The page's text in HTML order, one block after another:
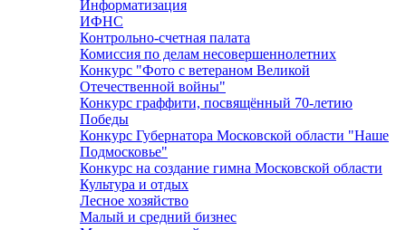
Информатизация
ИФНС
Контрольно-счетная палата
Комиссия по делам несовершеннолетних
Конкурс "Фото с ветераном Великой
Отечественной войны"
Конкурс граффити, посвящённый 70-летию
Победы
Конкурс Губернатора Московской области "Наше
Подмосковье"
Конкурс на создание гимна Московской области
Культура и отдых
Лесное хозяйство
Малый и средний бизнес